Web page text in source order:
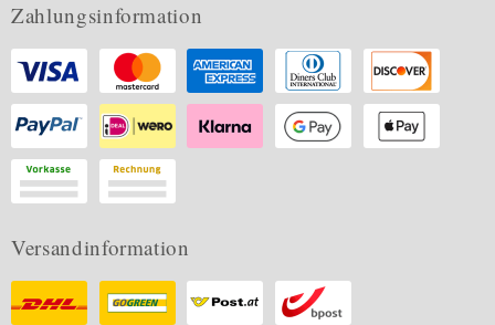
Zahlungsinformation
Versandinformation